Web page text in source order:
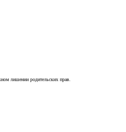
лишении родительских прав.